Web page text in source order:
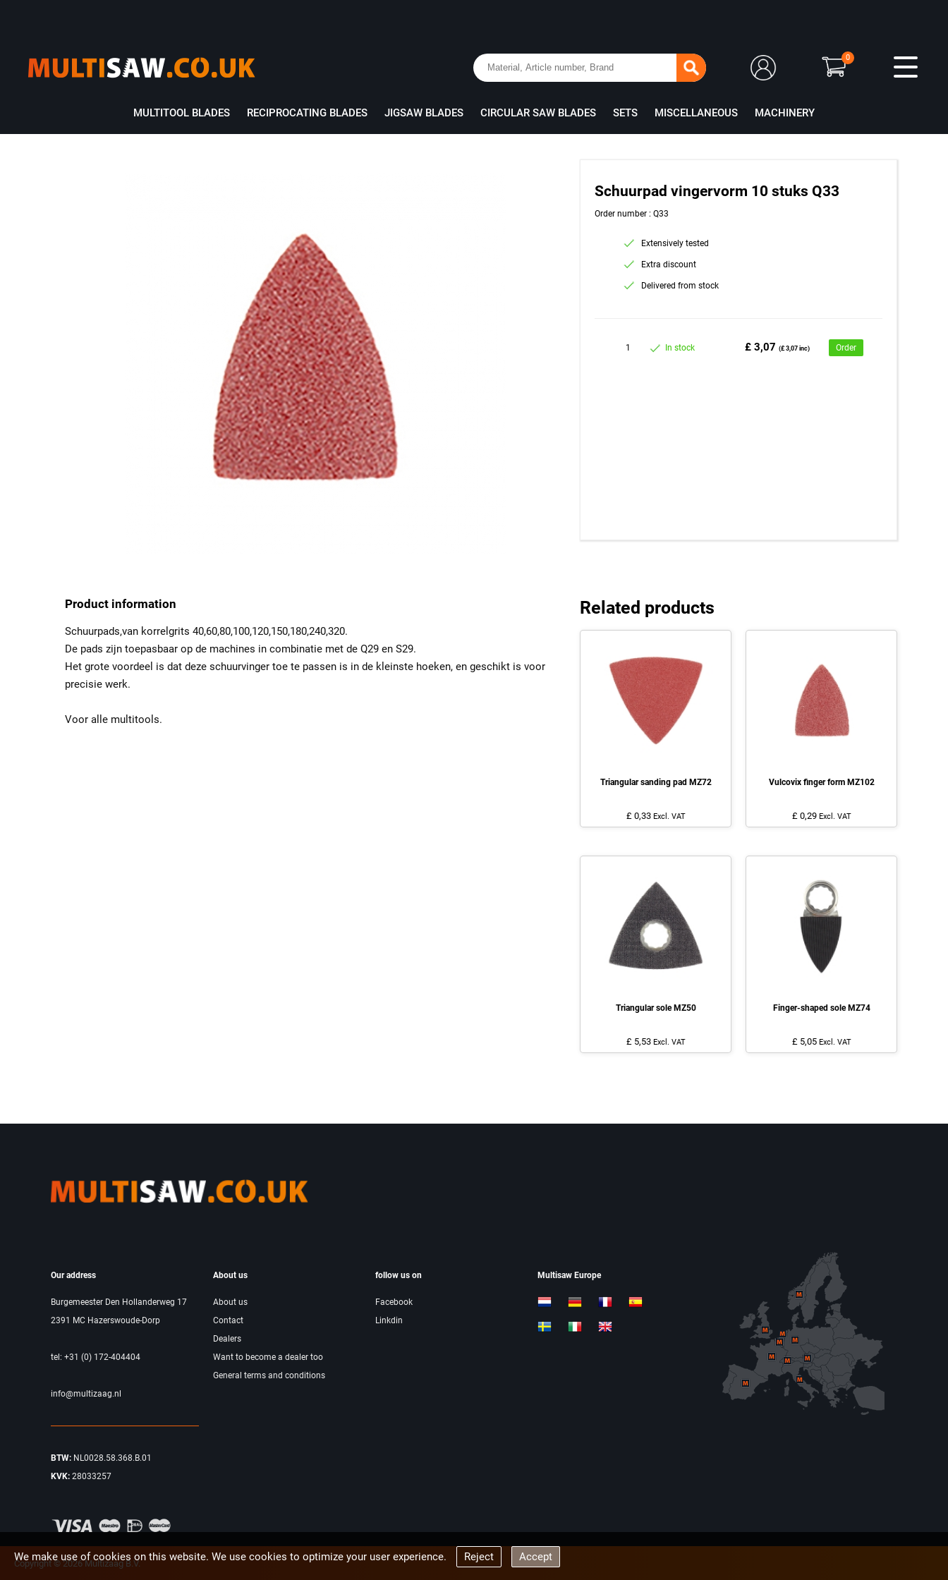
MULTITOOL BLADES RECIPROCATING BLADES JIGSAW BLADES CIRCULAR SAW BLADES SETS MISCELLANEOUS MACHINERY
0
Schuurpad vingervorm 10 stuks Q33
Order number : Q33
Extensively tested
Extra discount
Delivered from stock
1 In stock £ 3,07(£ 3,07 inc) Order
Product information
Schuurpads,van korrelgrits 40,60,80,100,120,150,180,240,320.
De pads zijn toepasbaar op de machines in combinatie met de Q29 en S29.
Het grote voordeel is dat deze schuurvinger toe te passen is in de kleinste hoeken, en geschikt is voor
precisie werk.
Voor alle multitools.
Related products
Triangular sanding pad MZ72
£ 0,33 Excl. VAT
Vulcovix finger form MZ102
£ 0,29 Excl. VAT
Triangular sole MZ50
£ 5,53 Excl. VAT
Finger-shaped sole MZ74
£ 5,05 Excl. VAT
Our address
Burgemeester Den Hollanderweg 17
2391 MC Hazerswoude-Dorp
tel: +31 (0) 172-404404
info@multizaag.nl
BTW: NL0028.58.368.B.01
KVK: 28033257
About us
About us
Contact
Dealers
Want to become a dealer too
General terms and conditions
follow us on
Facebook
Linkdin
Multisaw Europe
Copyright © 2026 Multizaag B.V.
We make use of cookies on this website. We use cookies to optimize your user experience. Reject Accept